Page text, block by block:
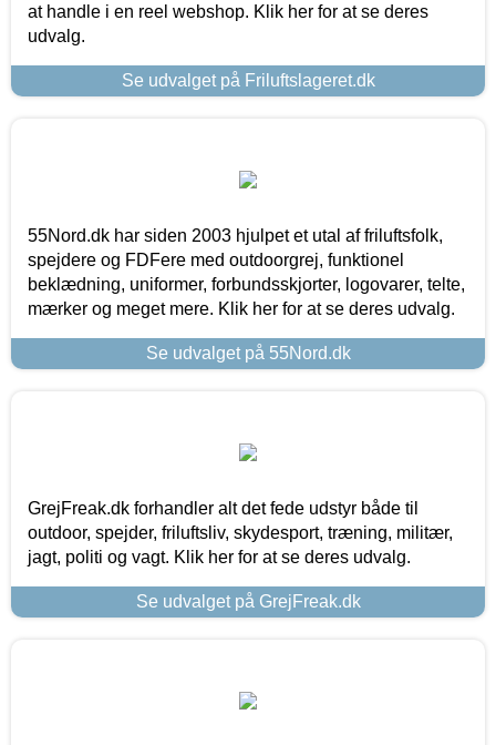
at handle i en reel webshop. Klik her for at se deres
udvalg.
Se udvalget på Friluftslageret.dk
55Nord.dk har siden 2003 hjulpet et utal af friluftsfolk,
spejdere og FDFere med outdoorgrej, funktionel
beklædning, uniformer, forbundsskjorter, logovarer, telte,
mærker og meget mere. Klik her for at se deres udvalg.
Se udvalget på 55Nord.dk
GrejFreak.dk forhandler alt det fede udstyr både til
outdoor, spejder, friluftsliv, skydesport, træning, militær,
jagt, politi og vagt. Klik her for at se deres udvalg.
Se udvalget på GrejFreak.dk